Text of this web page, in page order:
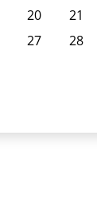
20 21
27 28